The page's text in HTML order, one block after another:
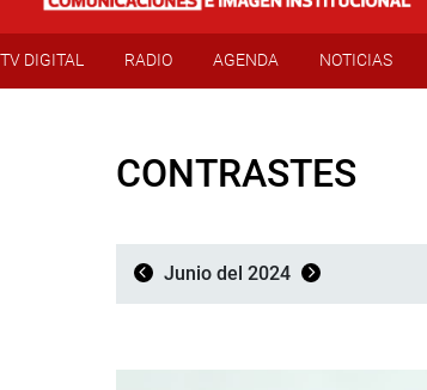
TV DIGITAL RADIO AGENDA NOTICIAS
CONTRASTES
Junio del 2024